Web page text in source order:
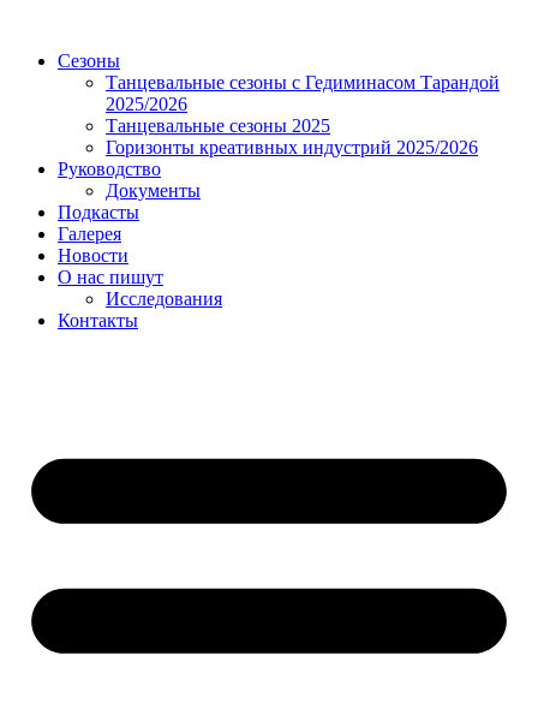
Сезоны
Танцевальные сезоны с Гедиминасом Тарандой
2025/2026
Танцевальные сезоны 2025
Горизонты креативных индустрий 2025/2026
Руководство
Документы
Подкасты
Галерея
Новости
О нас пишут
Исследования
Контакты